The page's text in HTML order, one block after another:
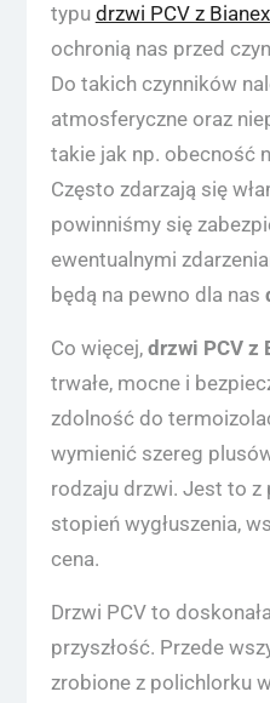
typu drzwi PCV z
ochronią nas przed
Do takich czynników
atmosferyczne oraz
takie jak np. obecność
Często zdarzają się
powinniśmy się
ewentualnymi
będą na pewno dla nas
Co więcej, drzwi PCV z
trwałe, mocne i
zdolność do
wymienić szereg
rodzaju drzwi. Jest to z
stopień wygłuszenia,
cena.
Drzwi PCV to
przyszłość. Przede
zrobione z polichlorku